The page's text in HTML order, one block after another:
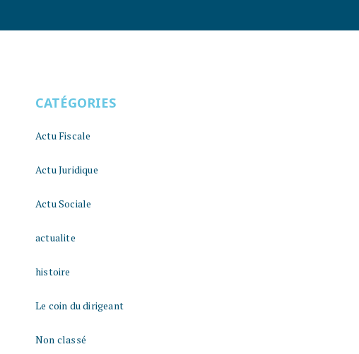
CATÉGORIES
Actu Fiscale
Actu Juridique
Actu Sociale
actualite
histoire
Le coin du dirigeant
Non classé